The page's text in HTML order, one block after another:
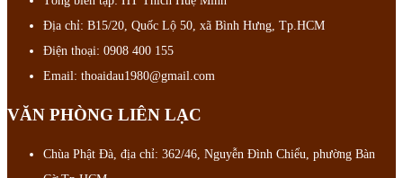
Địa chỉ: B15/20, Quốc Lộ 50, xã Bình Hưng, Tp.HCM
Điện thoại: 0908 400 155
Email: thoaidau1980@gmail.com
VĂN PHÒNG LIÊN LẠC
Chùa Phật Đà, địa chỉ: 362/46, Nguyễn Đình Chiểu, phường Bàn